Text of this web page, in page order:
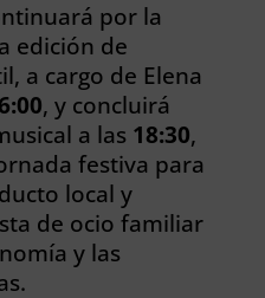
por la
edición de
a cargo de Elena
, y concluirá
a las 18:30,
festiva para
local y
de ocio familiar
y las